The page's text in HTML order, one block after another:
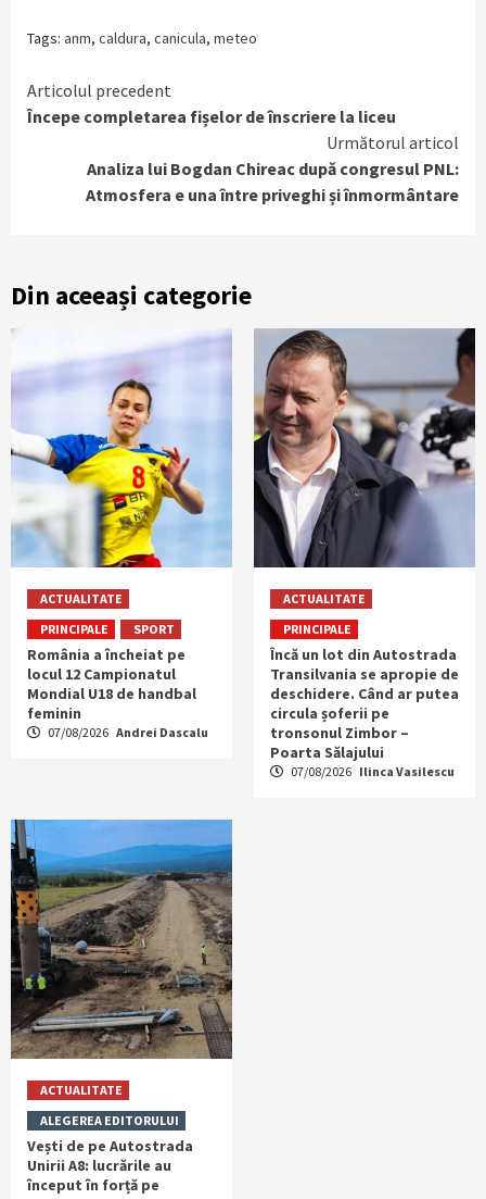
Tags: anm, caldura, canicula, meteo
Continue
Reading
Articolul precedent
Începe completarea fișelor de înscriere la liceu
Următorul articol
Analiza lui Bogdan Chireac după congresul PNL:
Atmosfera e una între priveghi și înmormântare
Din aceeași categorie
ACTUALITATE
PRINCIPALE
SPORT
România a încheiat pe
locul 12 Campionatul
Mondial U18 de handbal
feminin
07/08/2026 Andrei Dascalu
ACTUALITATE
PRINCIPALE
Încă un lot din Autostrada
Transilvania se apropie de
deschidere. Când ar putea
circula șoferii pe
tronsonul Zimbor –
Poarta Sălajului
07/08/2026 Ilinca Vasilescu
ACTUALITATE
ALEGEREA EDITORULUI
Vești de pe Autostrada
Unirii A8: lucrările au
început în forță pe